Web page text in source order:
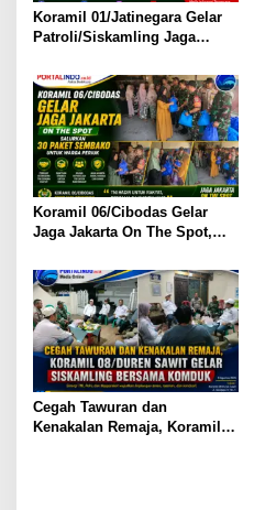
Koramil 01/Jatinegara Gelar
Patroli/Siskamling Jaga
Koramil 06/Cibodas Gelar
Jaga Jakarta On The Spot,
untuk Warga Periuk
Cegah Tawuran dan
Kenakalan Remaja, Koramil